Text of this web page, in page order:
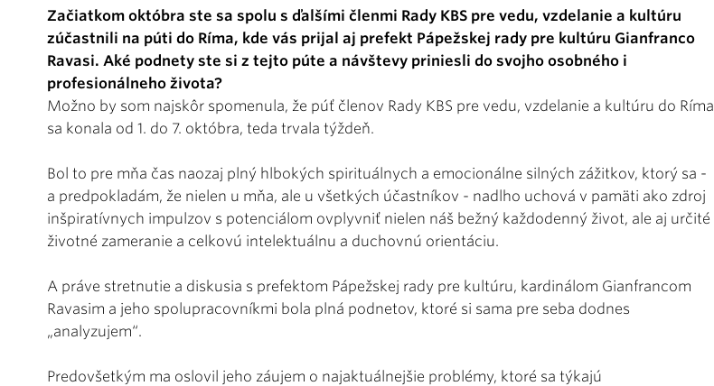
Začiatkom októbra ste sa spolu s ďalšími členmi Rady KBS pre vedu, vzdelanie a kultúru
zúčastnili na púti do Ríma, kde vás prijal aj prefekt Pápežskej rady pre kultúru Gianfranco
Ravasi. Aké podnety ste si z tejto púte a návštevy priniesli do svojho osobného i
profesionálneho života?
Možno by som najskôr spomenula, že púť členov Rady KBS pre vedu, vzdelanie a kultúru do Ríma
sa konala od 1. do 7. októbra, teda trvala týždeň.
Bol to pre mňa čas naozaj plný hlbokých spirituálnych a emocionálne silných zážitkov, ktorý sa -
a predpokladám, že nielen u mňa, ale u všetkých účastníkov - nadlho uchová v pamäti ako zdroj
inšpiratívnych impulzov s potenciálom ovplyvniť nielen náš bežný každodenný život, ale aj určité
životné zameranie a celkovú intelektuálnu a duchovnú orientáciu.
A práve stretnutie a diskusia s prefektom Pápežskej rady pre kultúru, kardinálom Gianfrancom
Ravasim a jeho spolupracovníkmi bola plná podnetov, ktoré si sama pre seba dodnes
„analyzujem“.
Predovšetkým ma oslovil jeho záujem o najaktuálnejšie problémy, ktoré sa týkajú